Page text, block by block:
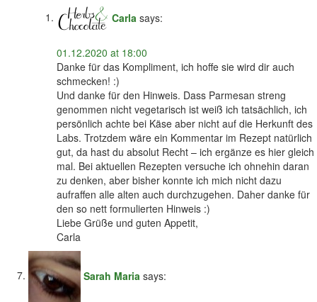
Carla says:
01.12.2020 at 18:00
Danke für das Kompliment, ich hoffe sie wird dir auch
schmecken! :)
Und danke für den Hinweis. Dass Parmesan streng
genommen nicht vegetarisch ist weiß ich tatsächlich, ich
persönlich achte bei Käse aber nicht auf die Herkunft des
Labs. Trotzdem wäre ein Kommentar im Rezept natürlich
gut, da hast du absolut Recht – ich ergänze es hier gleich
mal. Bei aktuellen Rezepten versuche ich ohnehin daran
zu denken, aber bisher konnte ich mich nicht dazu
aufraffen alle alten auch durchzugehen. Daher danke für
den so nett formulierten Hinweis :)
Liebe Grüße und guten Appetit,
Carla
Sarah Maria says: